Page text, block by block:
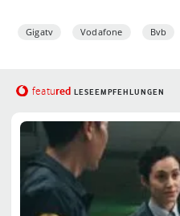
Gigatv Vodafone Bvb
featured LESEEMPFEHLUNGEN